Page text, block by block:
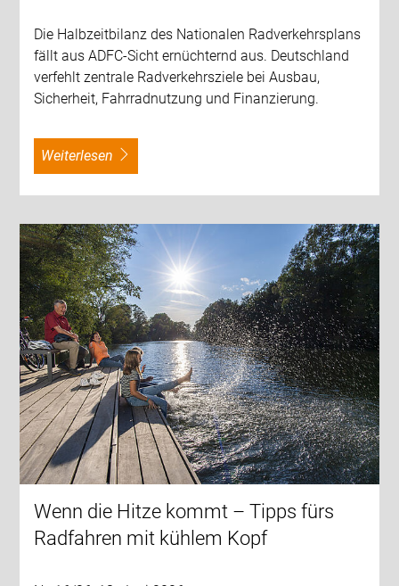
Die Halbzeitbilanz des Nationalen Radverkehrsplans
fällt aus ADFC-Sicht ernüchternd aus. Deutschland
verfehlt zentrale Radverkehrsziele bei Ausbau,
Sicherheit, Fahrradnutzung und Finanzierung.
weiterlesen
Wenn die Hitze kommt – Tipps fürs
Radfahren mit kühlem Kopf